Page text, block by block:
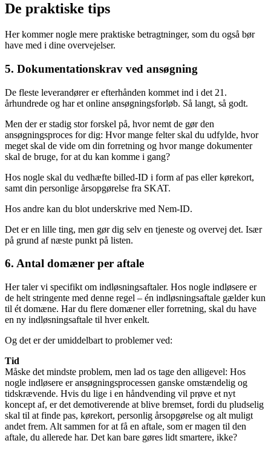
De praktiske tips
Her kommer nogle mere praktiske betragtninger, som du også bør
have med i dine overvejelser.
5. Dokumentationskrav ved ansøgning
De fleste leverandører er efterhånden kommet ind i det 21.
århundrede og har et online ansøgningsforløb. Så langt, så godt.
Men der er stadig stor forskel på, hvor nemt de gør den
ansøgningsproces for dig: Hvor mange felter skal du udfylde, hvor
meget skal de vide om din forretning og hvor mange dokumenter
skal de bruge, for at du kan komme i gang?
Hos nogle skal du vedhæfte billed-ID i form af pas eller kørekort,
samt din personlige årsopgørelse fra SKAT.
Hos andre kan du blot underskrive med Nem-ID.
Det er en lille ting, men gør dig selv en tjeneste og overvej det. Især
på grund af næste punkt på listen.
6. Antal domæner per aftale
Her taler vi specifikt om indløsningsaftaler. Hos nogle indløsere er
de helt stringente med denne regel – én indløsningsaftale gælder kun
til ét domæne. Har du flere domæner eller forretning, skal du have
en ny indløsningsaftale til hver enkelt.
Og det er der umiddelbart to problemer ved:
Tid
Måske det mindste problem, men lad os tage den alligevel: Hos
nogle indløsere er ansøgningsprocessen ganske omstændelig og
tidskrævende. Hvis du lige i en håndvending vil prøve et nyt
koncept af, er det demotiverende at blive bremset, fordi du pludselig
skal til at finde pas, kørekort, personlig årsopgørelse og alt muligt
andet frem. Alt sammen for at få en aftale, som er magen til den
aftale, du allerede har. Det kan bare gøres lidt smartere, ikke?